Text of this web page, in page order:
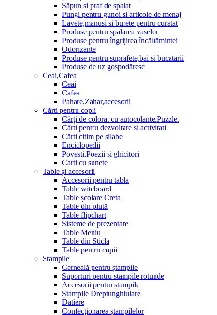
Săpun si praf de spalat
Pungi pentru gunoi si articole de menaj
Lavete,manusi si burete pentru curatat
Produse pentru spalarea vaselor
Produse pentru îngrijirea încălțămintei
Odorizante
Produse pentru suprafete,bai si bucatarii
Produse de uz gospodăresc
Ceai,Cafea
Ceai
Cafea
Pahare,Zahar,accesorii
Cărti pentru copii
Cărți de colorat cu autocolante.Puzzle.
Сărti pentru dezvoltare si activitati
Cărti citim pe silabe
Enciclopedii
Povesti,Poezii si ghicitori
Carti cu sunete
Table și accesorii
Accesorii pentru tabla
Table witeboard
Table școlare Creta
Table din plută
Table flipchart
Sisteme de prezentare
Table Meniu
Table din Sticla
Table pentru copii
Stampile
Cerneală pentru ștampile
Suporturi pentru stampile rotunde
Accesorii pentru ștampile
Ștampile Dreptunghiulare
Datiere
Confecționarea ștampilelor